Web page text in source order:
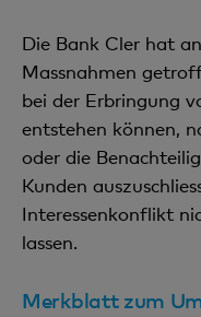
Die Bank Cler hat
Massnahmen
bei der Erbringung
entstehen können,
oder die
Kunden
Interessenkonflikt
lassen.
Merkblatt zum